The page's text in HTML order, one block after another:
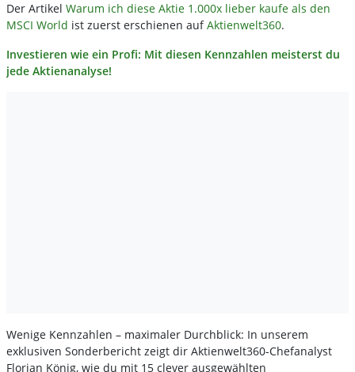
Der Artikel Warum ich diese Aktie 1.000x lieber kaufe als den
MSCI World ist zuerst erschienen aufAktienwelt360.
Investieren wie ein Profi: Mit diesen Kennzahlen meisterst du
jede Aktienanalyse!
Wenige Kennzahlen – maximaler Durchblick: In unserem
exklusiven Sonderbericht zeigt dir Aktienwelt360-Chefanalyst
Florian König, wie du mit 15 clever ausgewählten